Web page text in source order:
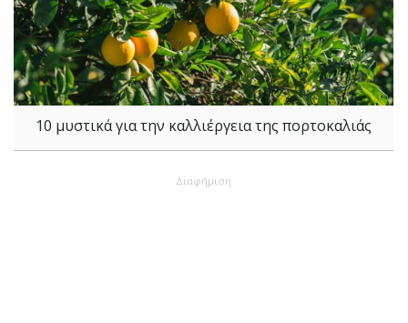
10 μυστικά για την καλλιέργεια της πορτοκαλιάς
Διαφήμιση